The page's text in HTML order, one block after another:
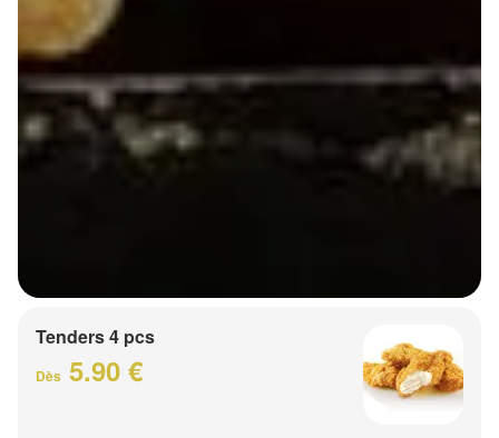
Tenders 4 pcs
Dès 5.90 €